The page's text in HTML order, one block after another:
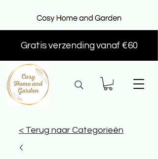
Gratis verzending vanaf €60
< Terug naar Categorieën